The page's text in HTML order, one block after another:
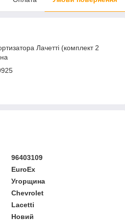
Лачетті (комплект 2
96403109
EuroEx
Угорщина
Chevrolet
Lacetti
Новий